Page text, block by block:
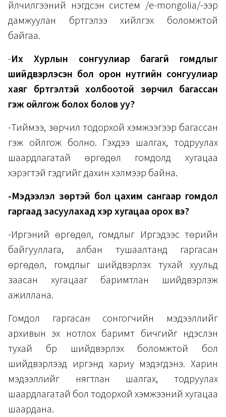
үйлчилгээний нэгдсэн систем /e-mongolia/-ээр
дамжуулан бүртгэлээ хийлгэх боломжтой
байгаа.
-Их Хурлын сонгуулиар багагүй гомдлыг
шийдвэрлэсэн бол орон нутгийн сонгуулиар
хаяг бүртгэлтэй холбоотой зөрчил багассан
гэж ойлгож болох болов уу?
-Тиймээ, зөрчил тодорхой хэмжээгээр багассан
гэж ойлгож болно. Гэхдээ шалгах, тодруулах
шаардлагатай өргөдөл гомдолд хугацаа
хэрэгтэй гэдгийг дахин хэлмээр байна.
-Мэдээлэл зөрүүтэй бол цахим сангаар гомдол
гаргаад засуулахад хэр хугацаа орох вэ?
​-Иргэний өргөдөл, гомдлыг Иргэдээс төрийн
байгууллага, албан тушаалтанд гаргасан
өргөдөл, гомдлыг шийдвэрлэх тухай хуульд
заасан хугацааг баримтлан шийдвэрлэж
ажиллана.
Гомдол гаргасан сонгогчийн мэдээллийг
архивын эх нотлох баримт бичгийг үндэслэн
тухай бүр шийдвэрлэх боломжтой бол
шийдвэрлээд иргэнд хариу мэдэгдэнэ. Харин
мэдээллийг нягтлан шалгах, тодруулах
шаардлагатай бол тодорхой хэмжээний хугацаа
шаардана.